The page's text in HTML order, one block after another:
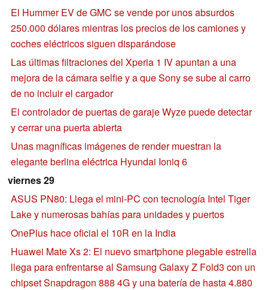
El Hummer EV de GMC se vende por unos absurdos
250.000 dólares mientras los precios de los camiones y
coches eléctricos siguen disparándose
Las últimas filtraciones del Xperia 1 IV apuntan a una
mejora de la cámara selfie y a que Sony se sube al carro
de no incluir el cargador
El controlador de puertas de garaje Wyze puede detectar
y cerrar una puerta abierta
Unas magníficas imágenes de render muestran la
elegante berlina eléctrica Hyundai Ioniq 6
viernes 29
ASUS PN80: Llega el mini-PC con tecnología Intel Tiger
Lake y numerosas bahías para unidades y puertos
OnePlus hace oficial el 10R en la India
Huawei Mate Xs 2: El nuevo smartphone plegable estrella
llega para enfrentarse al Samsung Galaxy Z Fold3 con un
chipset Snapdragon 888 4G y una batería de hasta 4.880